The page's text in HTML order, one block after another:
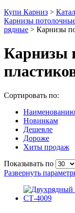
Купи Карниз >
Карнизы
рядные > Карнизы
Карнизы
Сортировать по:
Наименованию
Новинкам
Дешевле
Дороже
Хиты продаж
Показывать по
Развернуть